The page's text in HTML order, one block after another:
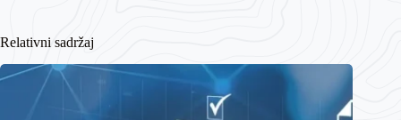
Relativni sadržaj